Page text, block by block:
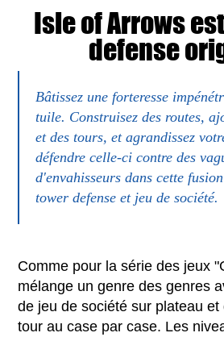
Isle of Arrows
defense
Bâtissez une forteresse
tuile. Construisez des routes,
et des tours, et agrandissez
défendre celle-ci contre des
d'envahisseurs dans cette
tower defense et jeu de société.
Comme pour la série des jeux
mélange un genre des genres
de jeu de société sur plateau
tour au case par case. Les